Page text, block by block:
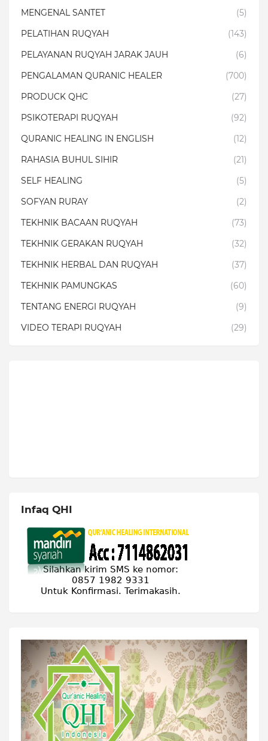
MENGENAL SANTET
(5)
PELATIHAN RUQYAH
(143)
PELAYANAN RUQYAH JARAK JAUH
(6)
PENGALAMAN QURANIC HEALER
(700)
PRODUCK QHC
(27)
PSIKOTERAPI RUQYAH
(92)
QURANIC HEALING IN ENGLISH
(12)
RAHASIA BUHUL SIHIR
(21)
SELF HEALING
(5)
SOFYAN RURAY
(2)
TEKHNIK BACAAN RUQYAH
(73)
TEKHNIK GERAKAN RUQYAH
(32)
TEKHNIK HERBAL DAN RUQYAH
(37)
TEKHNIK PAMUNGKAS
(60)
TENTANG ENERGI RUQYAH
(9)
VIDEO TERAPI RUQYAH
(29)
Infaq QHI